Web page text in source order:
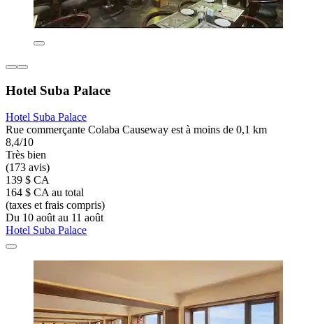
Hotel Suba Palace
Hotel Suba Palace
Rue commerçante Colaba Causeway est à moins de 0,1 km
8,4/10
Très bien
(173 avis)
139 $ CA
164 $ CA au total
(taxes et frais compris)
Du 10 août au 11 août
Hotel Suba Palace